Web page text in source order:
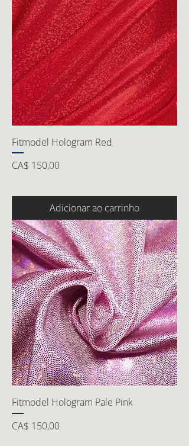
Fitmodel Hologram Red
Preço
CA$ 150,00
Adicionar ao carrinho
Fitmodel Hologram Pale Pink
Preço
CA$ 150,00